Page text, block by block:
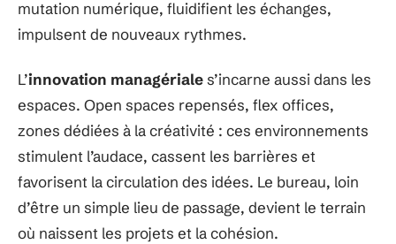
mutation numérique, fluidifient les échanges,
impulsent de nouveaux rythmes.
L’innovation managériales’incarne aussi dans les
espaces. Open spaces repensés, flex offices,
zones dédiées à la créativité : ces environnements
stimulent l’audace, cassent les barrières et
favorisent la circulation des idées. Le bureau, loin
d’être un simple lieu de passage, devient le terrain
où naissent les projets et la cohésion.